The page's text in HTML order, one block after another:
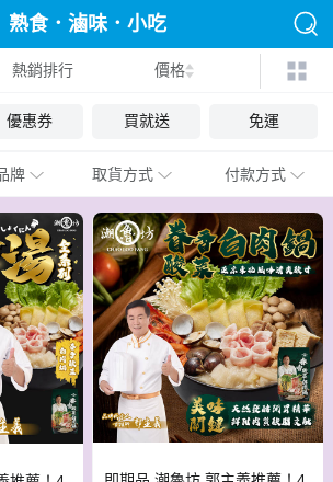
熟食．滷味．小吃
熱銷排行 價格
優惠券 買就送 免運
牌 取貨方式 付款方式